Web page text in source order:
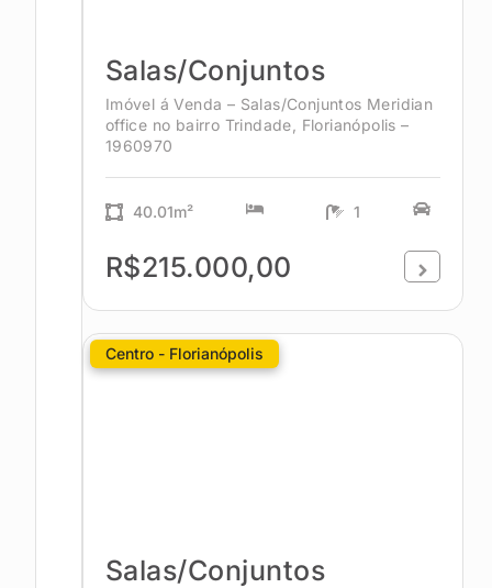
Salas/Conjuntos
Imóvel á Venda – Salas/Conjuntos Meridian
office no bairro Trindade, Florianópolis –
1960970
40.01m² 1
R$215.000,00
Centro - Florianópolis
Salas/Conjuntos